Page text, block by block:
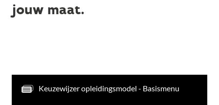
jouw maat.